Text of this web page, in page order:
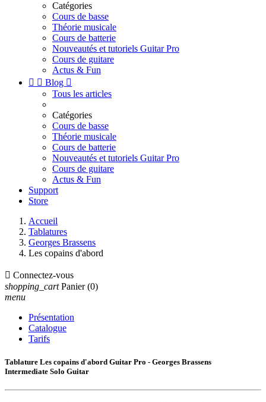
Catégories
Cours de basse
Théorie musicale
Cours de batterie
Nouveautés et tutoriels Guitar Pro
Cours de guitare
Actus & Fun
  Blog 
Tous les articles
Catégories
Cours de basse
Théorie musicale
Cours de batterie
Nouveautés et tutoriels Guitar Pro
Cours de guitare
Actus & Fun
Support
Store
Accueil
Tablatures
Georges Brassens
Les copains d'abord
 Connectez-vous
shopping_cart Panier (0)
menu
Présentation
Catalogue
Tarifs
Tablature Les copains d'abord Guitar Pro - Georges Brassens
Intermediate Solo Guitar